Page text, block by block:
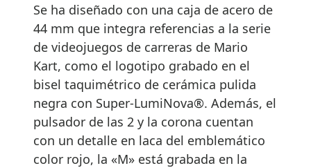
Se ha diseñado con una caja de acero de
44 mm que integra referencias a la serie
de videojuegos de carreras de Mario
Kart, como el logotipo grabado en el
bisel taquimétrico de cerámica pulida
negra con Super-LumiNova®. Además, el
pulsador de las 2 y la corona cuentan
con un detalle en laca del emblemático
color rojo, la «M» está grabada en la